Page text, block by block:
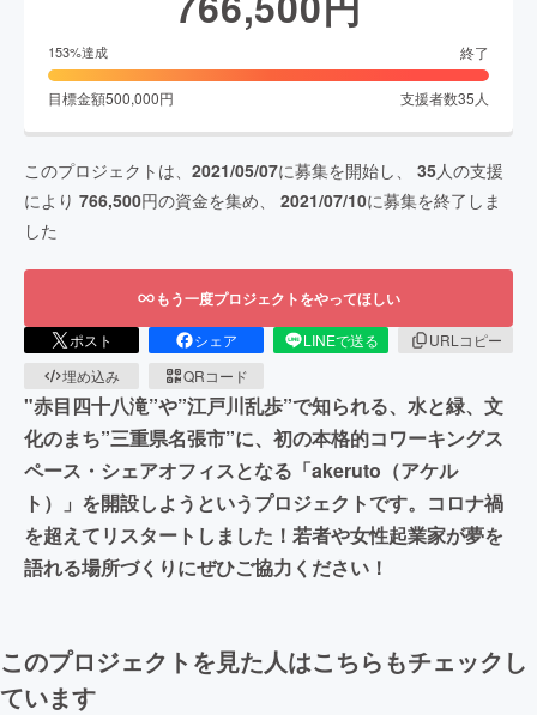
153%達成 終了
目標金額500,000円 支援者数35 人
このプロジェクトは、 2021/05/07に募集を開始し、 35人の支援
により 766,500円の資金を集め、 2021/07/10に募集を終了しま
した
もう一度プロジェクトをやってほしい
ポスト シェア LINEで送る
URLコピー
埋め込み
QRコード
"赤目四十八滝”や”江戸川乱歩”で知られる、水と緑、文
化のまち”三重県名張市”に、初の本格的コワーキングス
ペース・シェアオフィスとなる「akeruto（アケル
ト）」を開設しようというプロジェクトです。コロナ禍
を超えてリスタートしました！若者や女性起業家が夢を
語れる場所づくりにぜひご協力ください！
このプロジェクトを見た人はこちらもチェックし
ています